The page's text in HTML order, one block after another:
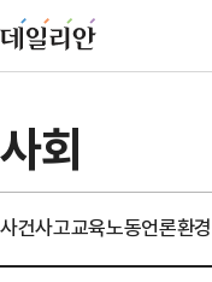
사회
사건사고교육노동언론환경